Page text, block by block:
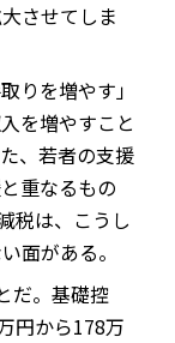
させてしま
りを増やす」
を増やすこと
、若者の支援
重なるもの
税は、こうし
面がある。
だ。基礎控
円から178万